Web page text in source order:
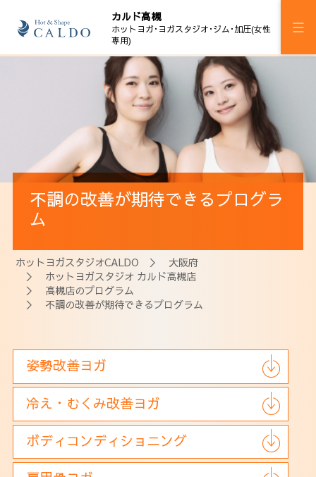
カルド高槻
ホットヨガ･ヨガスタジオ･ジム･加圧(女性
専用)
スケジュール
サーキット式フィットネス
加圧ボディメイキング
ウェルチケ
法人会員
不調の改善が期待できるプログラ
ム
ホットヨガスタジオCALDO ＞ 大阪府
＞ ホットヨガスタジオ カルド高槻店
＞ 高槻店のプログラム
＞ 不調の改善が期待できるプログラム
姿勢改善ヨガ
冷え・むくみ改善ヨガ
ボディコンディショニング